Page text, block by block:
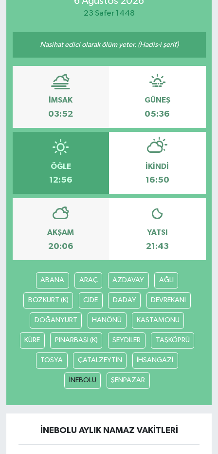
23 Safer 1448
Nasihat edici olarak ölüm yeter. (Hadis-i şerif)
İMSAK
03:52
GÜNEŞ
05:36
ÖĞLE
12:56
İKINDI
16:50
AKŞAM
20:06
YATSI
21:43
ABANA ARAÇ AZDAVAY AĞLI
BOZKURT (K) CİDE DADAY DEVREKANİ
DOĞANYURT HANÖNÜ KASTAMONU
KÜRE PINARBAŞI (K) SEYDİLER TAŞKÖPRÜ
TOSYA ÇATALZEYTİN İHSANGAZİ
İNEBOLU ŞENPAZAR
İNEBOLU AYLIK NAMAZ VAKITLERI
Sağlık
Siyaset
Yaşam
Gizlilik Sözleşmesi
İletişim